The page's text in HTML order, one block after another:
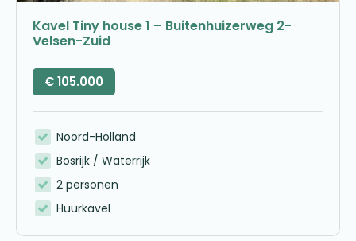
Kavel Tiny house 1 – Buitenhuizerweg 2-
Velsen-Zuid
€105.000
Noord-Holland
Bosrijk / Waterrijk
2 personen
Huurkavel